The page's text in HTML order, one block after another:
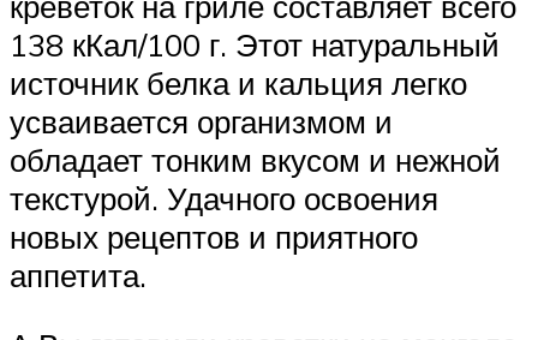
138 кКал/100 г. Этот натуральный
источник белка и кальция легко
усваивается организмом и
обладает тонким вкусом и нежной
текстурой. Удачного освоения
новых рецептов и приятного
аппетита.